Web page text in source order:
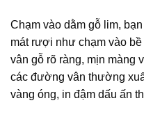
Chạm vào dằm gỗ lim,
mát rượi như chạm vào
vân gỗ rõ ràng, mịn
các đường vân thường
vàng óng, in đậm dấu ấn